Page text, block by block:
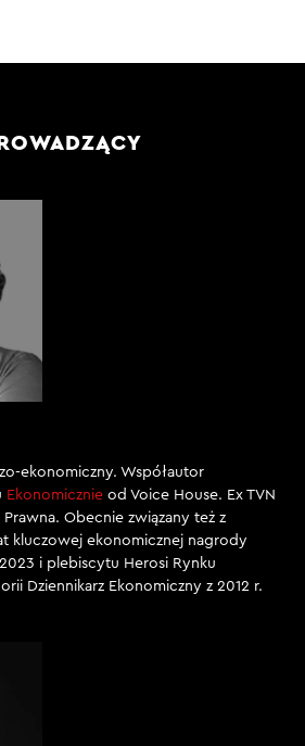
ekonomiczny. Współautor
Ekonomicznie od Voice House. Ex TVN
Prawna. Obecnie związany też z
kluczowej ekonomicznej nagrody
i plebiscytu Herosi Rynku
Dziennikarz Ekonomiczny z 2012 r.